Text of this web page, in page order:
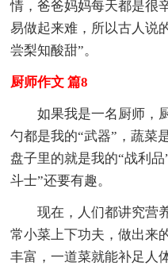
情，爸爸妈妈每天都是很
易做起来难，所以古人说
尝梨知酸甜”。
厨师作文 篇8
如果我是一名厨师，厨
勺都是我的“武器”，蔬菜
盘子里的就是我的“战利
斗士”还要有趣。
现在，人们都讲究营养
常小菜上下功夫，做出来
丰富，一道菜就能补足人